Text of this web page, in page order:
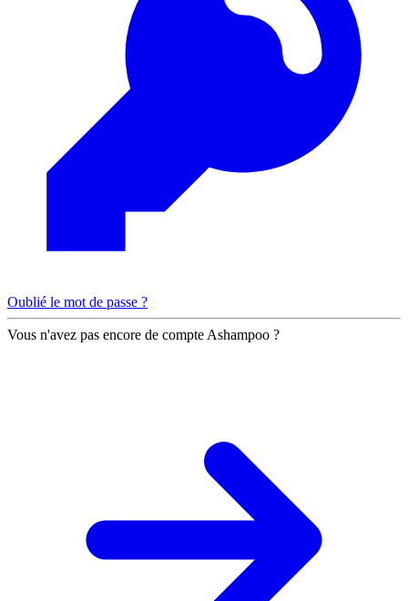
Oublié le mot de passe ?
Vous n'avez pas encore de compte Ashampoo ?